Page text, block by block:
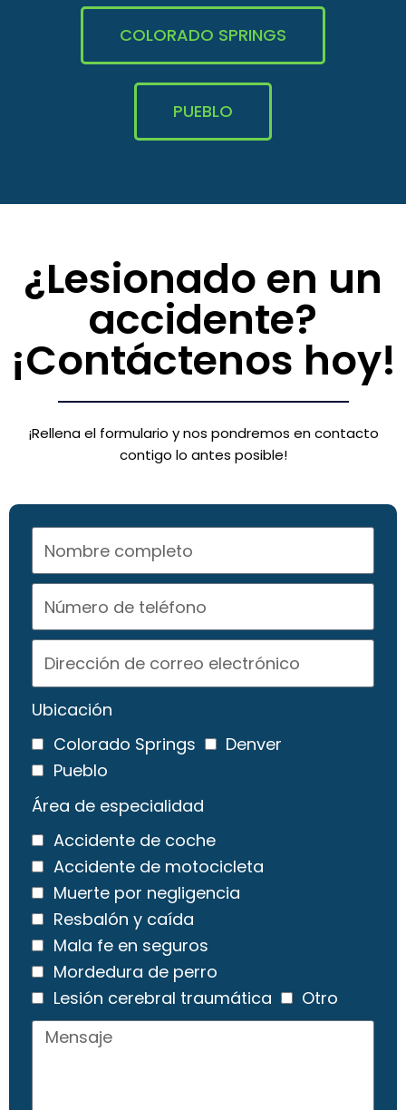
COLORADO SPRINGS
PUEBLO
¿Lesionado en un
accidente?
¡Contáctenos hoy!
¡Rellena el formulario y nos pondremos en contacto
contigo lo antes posible!
Ubicación
Colorado Springs
Denver
Pueblo
Área de especialidad
Accidente de coche
Accidente de motocicleta
Muerte por negligencia
Resbalón y caída
Mala fe en seguros
Mordedura de perro
Lesión cerebral traumática
Otro